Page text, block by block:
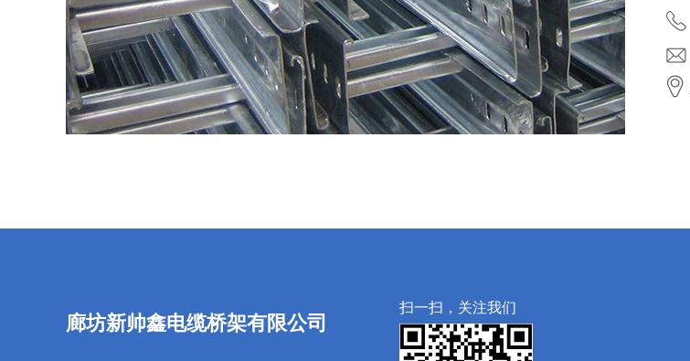
廊坊新帅鑫电缆桥架有限公司
扫一扫，关注我们